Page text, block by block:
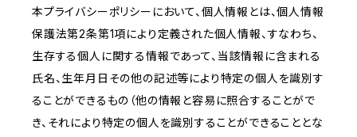
本プライバシーポリシーにおいて、個人情報とは、個人情報
保護法第2条第1項により定義された個人情報、すなわち、
生存する個人に関する情報であって、当該情報に含まれる
氏名、生年月日その他の記述等により特定の個人を識別す
ることができるもの（他の情報と容易に照合することがで
き、それにより特定の個人を識別することができることとな